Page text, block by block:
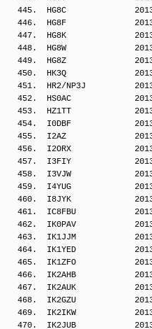
445.  HG8C
446.  HG8F
447.  HG8K
448.  HG8W
449.  HG8Z
450.  HK3Q
451.  HR2/NP3J
452.  HS0AC
453.  HZ1TT
454.  I0DBF
455.  I2AZ
456.  I2ORX
457.  I3FIY
458.  I3VJW
459.  I4YUG
460.  I8JYK
461.  IC8FBU
462.  IK0PAV
463.  IK1JJM
464.  IK1YED
465.  IK1ZFO
466.  IK2AHB
467.  IK2AUK
468.  IK2GZU
469.  IK2IKW
470.  IK2JUB